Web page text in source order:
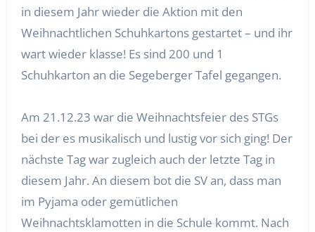
in diesem Jahr wieder die Aktion mit den
Weihnachtlichen Schuhkartons gestartet – und ihr
wart wieder klasse! Es sind 200 und 1
Schuhkarton an die Segeberger Tafel gegangen.
Am 21.12.23 war die Weihnachtsfeier des STGs
bei der es musikalisch und lustig vor sich ging! Der
nächste Tag war zugleich auch der letzte Tag in
diesem Jahr. An diesem bot die SV an, dass man
im Pyjama oder gemütlichen
Weihnachtsklamotten in die Schule kommt. Nach